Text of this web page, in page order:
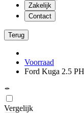
Zakelijk
Contact
Terug
Voorraad
Ford Kuga 2.5
Vergelijk